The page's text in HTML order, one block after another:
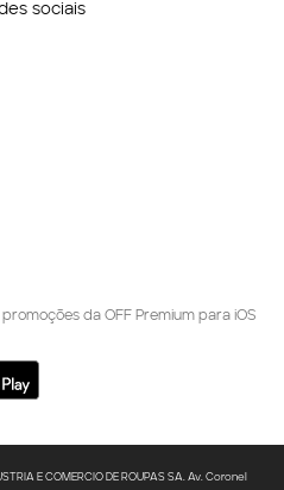
sociais
da OFF Premium para iOS
E COMERCIO DE ROUPAS SA. Av. Coronel